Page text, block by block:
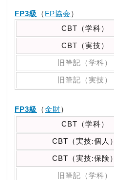
FP3級 （ FP協会 ）
CBT（学科）
CBT（実技）
旧筆記（学科）
旧筆記（実技）
FP3級 （金財）
CBT（学科）
CBT（実技:個人）
CBT（実技:保険）
旧筆記（学科）